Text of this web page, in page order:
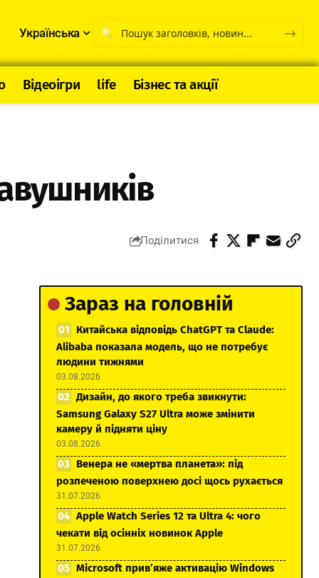
Українська
Відеоігри life Бізнес та акції
Поділитися
Зараз на головній
Китайська відповідь ChatGPT та Claude:
Alibaba показала модель, що не потребує
людини тижнями
03.08.2026
Дизайн, до якого треба звикнути:
Samsung Galaxy S27 Ultra може змінити
камеру й підняти ціну
03.08.2026
Венера не «мертва планета»: під
розпеченою поверхнею досі щось рухається
31.07.2026
Apple Watch Series 12 та Ultra 4: чого
чекати від осінніх новинок Apple
31.07.2026
Microsoft прив’яже активацію Windows